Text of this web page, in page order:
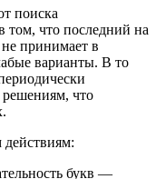
поиска
том, что последний на
принимает в
варианты. В то
решениям, что
букв —